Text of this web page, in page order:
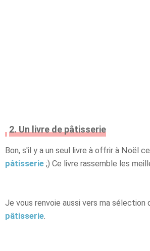
2. Un livre de pâtisserie
Bon, s'il y a un seul livre à offrir à Noël
pâtisserie ;) Ce livre rassemble les
Je vous renvoie aussi vers ma sélection
pâtisserie.